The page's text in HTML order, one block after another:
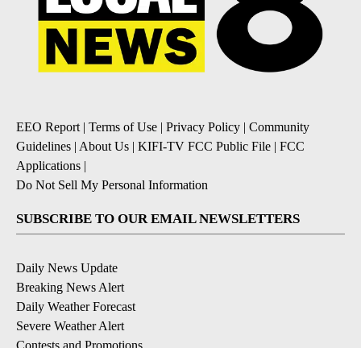
EEO Report| Terms of Use | Privacy Policy | Community
Guidelines | About Us | KIFI-TV FCC Public File | FCC
Applications |
Do Not Sell My Personal Information
SUBSCRIBE TO OUR EMAIL NEWSLETTERS
Daily News Update
Breaking News Alert
Daily Weather Forecast
Severe Weather Alert